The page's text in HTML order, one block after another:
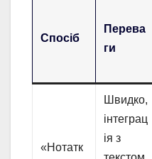
Спосіб
Перева
ги
«Нотатк
Швидко,
інтеграц
ія з